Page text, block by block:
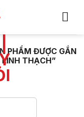
PHẨM ĐƯỢC GẮN
LINH THẠCH”